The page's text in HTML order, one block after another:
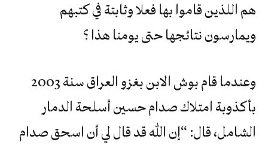
هم اللذين قاموا بها فعلا وثابتة في كتبهم
ويمارسون نتائجها حتى يومنا هذا ؟
وعندما قام بوش الابن بغزو العراق سنة 2003
بأكذوبة امتلاك صدام حسين أسلحة الدمار
الشامل، قال: “إن الله قد قال لي أن اسحق صدام